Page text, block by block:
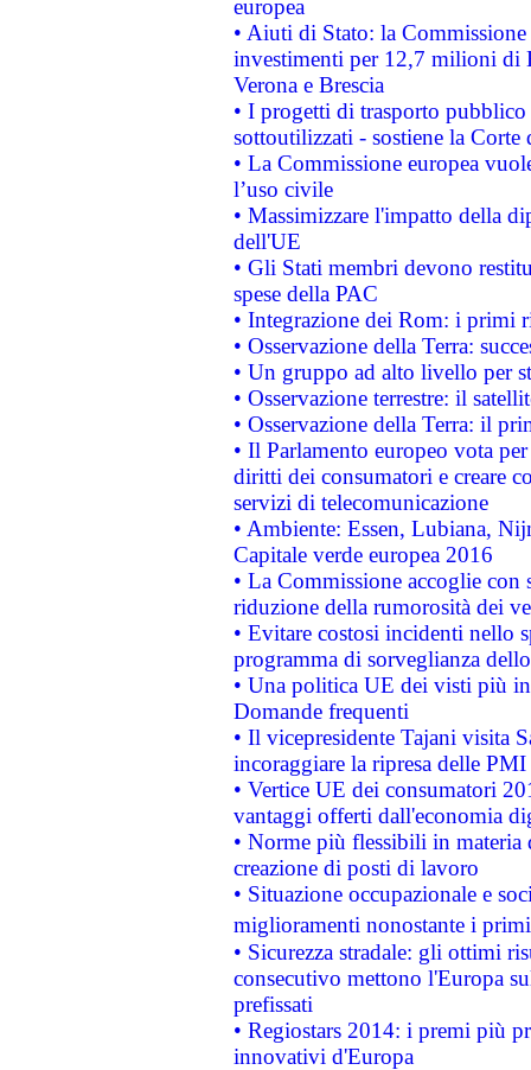
europea
• Aiuti di Stato: la
investimenti per 12,7 milioni di
Verona e Brescia
• I progetti di trasporto
sottoutilizzati - sostiene la Corte
• La Commissione europea
l’uso civile
• Massimizzare l'impatto della
dell'UE
• Gli Stati membri devono
spese della PAC
• Integrazione dei Rom: i primi
• Osservazione della Terra:
• Un gruppo ad alto livello per
• Osservazione terrestre: il
• Osservazione della Terra: il
• Il Parlamento europeo vota
diritti dei consumatori e creare
servizi di telecomunicazione
• Ambiente: Essen, Lubiana,
Capitale verde europea 2016
• La Commissione accoglie
riduzione della rumorosità dei
• Evitare costosi incidenti nello
programma di sorveglianza
• Una politica UE dei visti più
Domande frequenti
• Il vicepresidente Tajani visita
incoraggiare la ripresa delle
• Vertice UE dei consumatori
vantaggi offerti dall'economia
• Norme più flessibili in materia
creazione di posti di lavoro
• Situazione occupazionale e
miglioramenti nonostante i
• Sicurezza stradale: gli ottimi
consecutivo mettono l'Europa
prefissati
• Regiostars 2014: i premi più
innovativi d'Europa